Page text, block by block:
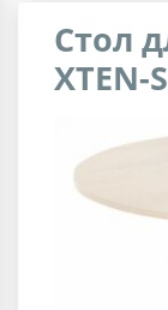
Стол
XTEN-